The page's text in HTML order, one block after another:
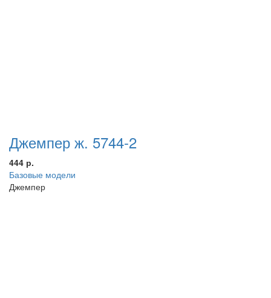
Джемпер ж. 5744-2
444 р.
Базовые модели
Джемпер